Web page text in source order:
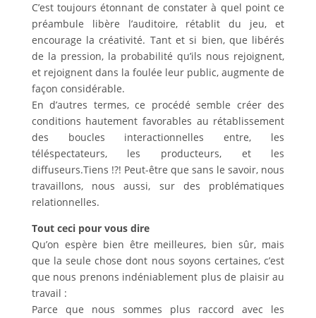
C’est toujours étonnant de constater à quel point ce
préambule libère l’auditoire, rétablit du jeu, et
encourage la créativité. Tant et si bien, que libérés
de la pression, la probabilité qu’ils nous rejoignent,
et rejoignent dans la foulée leur public, augmente de
façon considérable.
En d’autres termes, ce procédé semble créer des
conditions hautement favorables au rétablissement
des boucles interactionnelles entre, les
téléspectateurs, les producteurs, et les
diffuseurs.Tiens !?! Peut-être que sans le savoir, nous
travaillons, nous aussi, sur des problématiques
relationnelles.
Tout ceci pour vous dire
Qu’on espère bien être meilleures, bien sûr, mais
que la seule chose dont nous soyons certaines, c’est
que nous prenons indéniablement plus de plaisir au
travail :
Parce que nous sommes plus raccord avec les